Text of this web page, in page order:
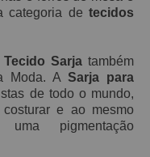
categoria de tecidos
Tecido Sarja também
Moda. ASarja para
de todo o mundo,
e ao mesmo
uma pigmentação